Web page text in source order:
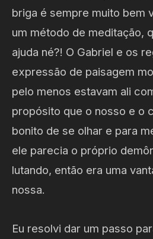
briga é sempre muito bem
um método de meditação,
ajuda né?! O Gabriel e os
expressão de paisagem
pelo menos estavam ali
propósito que o nosso e o
bonito de se olhar e para
ele parecia o próprio
lutando, então era uma
nossa.
Eu resolvi dar um passo